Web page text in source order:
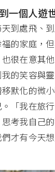
一個人遊
到處飛、
的家庭，
很在意其
的笑容與
默化的微
「我在旅
考我自己
才有今天